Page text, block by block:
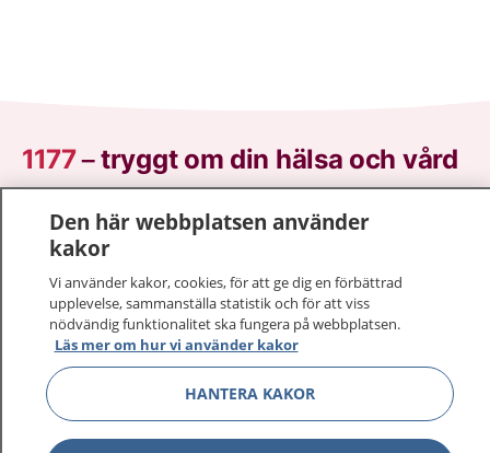
1177–tryggt om din hälsa och vård
På 1177.se får du råd om hälsa och information om
sjukdomar och vilka mottagningar du kan kontakta.
Logga in för att läsa din journal och göra dina
vårdärenden. Ring telefonnummer 1177 för
sjukvårdsrådgivning dygnet runt.
1177 ger dig råd när du vill må bättre.
Den här webbplatsen använder
kakor
Vi använder kakor, cookies, för att ge dig en förbättrad
upplevelse, sammanställa statistik och för att viss
nödvändig funktionalitet ska fungera på webbplatsen.
Läs mer om hur vi använder kakor
HANTERA KAKOR